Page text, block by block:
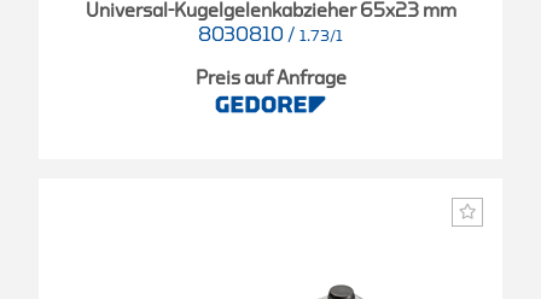
Universal-Kugelgelenkabzieher 65x23 mm
8030810 / 1.73/1
Preis auf Anfrage